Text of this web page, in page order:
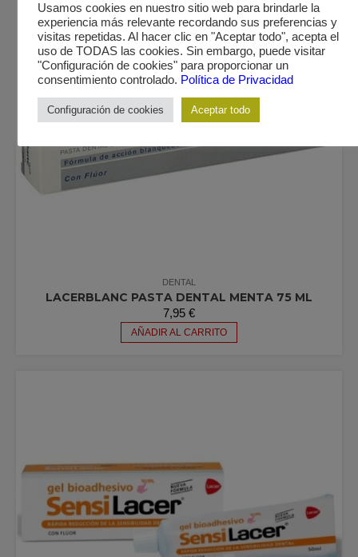
DENTAL
LACERBLANC PASTA DENTAL MENTA 75 ML
7,95 €
AÑADIR AL CARRITO
Usamos cookies en nuestro sitio web para brindarle la
experiencia más relevante recordando sus preferencias y
visitas repetidas. Al hacer clic en "Aceptar todo", acepta el
uso de TODAS las cookies. Sin embargo, puede visitar
"Configuración de cookies" para proporcionar un
consentimiento controlado. Política de Privacidad
Configuración de cookies Aceptar todo